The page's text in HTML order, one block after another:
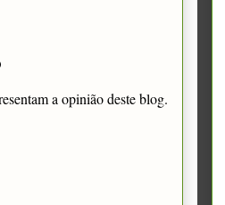
a opinião deste blog.